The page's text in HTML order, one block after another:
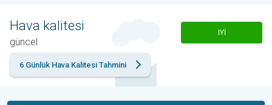
Hava kalitesi
güncel
IYI
6 Günlük Hava Kalitesi Tahmini